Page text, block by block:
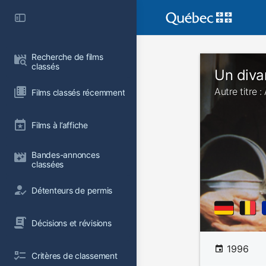
Recherche de films
classés
Films classés récemment
Films à l’affiche
Bandes-annonces
classées
Détenteurs de permis
Décisions et révisions
Critères de classement
Un
Autre titre :
1996